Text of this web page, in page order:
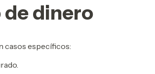
dinero
casos específicos: